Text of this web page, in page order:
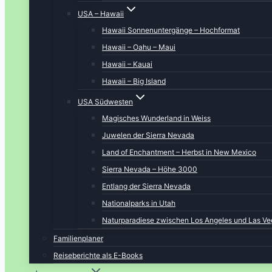
USA – Hawaii
Hawaii Sonnenuntergänge – Hochformat
Hawaii – Oahu – Maui
Hawaii – Kauai
Hawaii – Big Island
USA Südwesten
Magisches Wunderland in Weiss
Juwelen der Sierra Nevada
Land of Enchantment – Herbst in New Mexico
Sierra Nevada – Höhe 3000
Entlang der Sierra Nevada
Nationalparks in Utah
Naturparadiese zwischen Los Angeles und Las
Familienplaner
Reiseberichte als E-Books